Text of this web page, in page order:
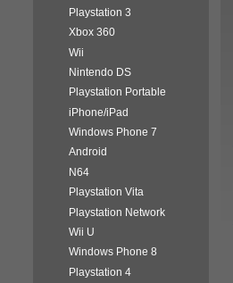
Playstation 3
Xbox 360
Wii
Nintendo DS
Playstation Portable
iPhone/iPad
Windows Phone 7
Android
N64
Playstation Vita
Playstation Network
Wii U
Windows Phone 8
Playstation 4